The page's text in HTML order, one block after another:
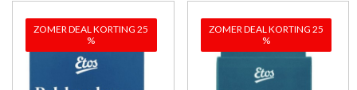
ZOMER DEAL KORTING 25
%
ZOMER DEAL KORTING 25
%